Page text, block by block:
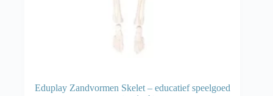
Eduplay Zandvormen Skelet – educatief speelgoed